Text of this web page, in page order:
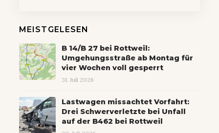
MEISTGELESEN
B 14/B 27 bei Rottweil:
Umgehungsstraße ab Montag für
vier Wochen voll gesperrt
31. Juli 2026
Lastwagen missachtet Vorfahrt:
Drei Schwerverletzte bei Unfall
auf der B462 bei Rottweil